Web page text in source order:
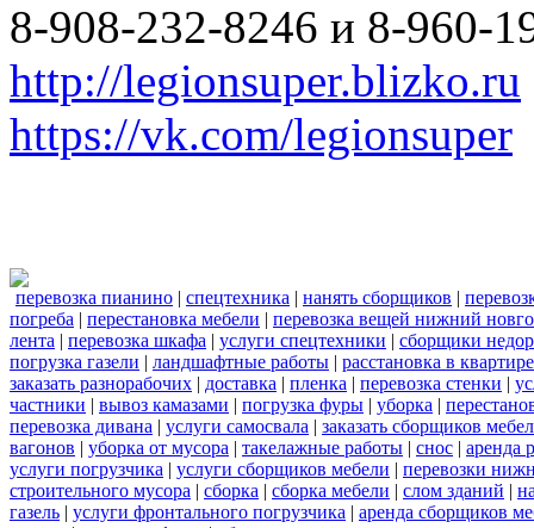
8-908-232-8246 и 8-960-
http://legionsuper.blizko.ru
https://vk.com/legionsuper
перевозка пианино | спецтехника | нанять сборщиков |
погреба | перестановка мебели | перевозка вещей нижний
лента | перевозка шкафа | услуги спецтехники | сборщики
погрузка газели | ландшафтные работы | расстановка в квартире
заказать разнорабочих | доставка | пленка | перевозка стенки |
частники | вывоз камазами | погрузка фуры | уборка |
перевозка дивана | услуги самосвала | заказать сборщиков
вагонов | уборка от мусора | такелажные работы | снос | аренда
услуги погрузчика | услуги сборщиков мебели | перевозки
строительного мусора | сборка | сборка мебели | слом зданий |
газель | услуги фронтального погрузчика | аренда сборщиков